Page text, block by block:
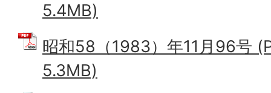
5.4MB)
昭和58（1983）年11月96号
5.3MB)